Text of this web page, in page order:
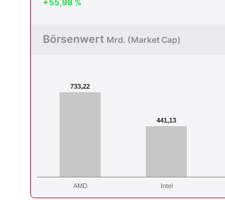
Börsenwert Mrd. (Market Cap)
733,22
441,13
AMD Intel